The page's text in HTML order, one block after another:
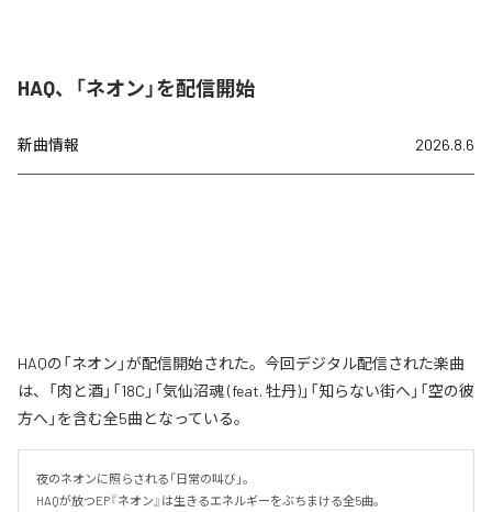
HAQ、「ネオン」を配信開始
新曲情報 2026.8.6
HAQの「ネオン」が配信開始された。今回デジタル配信された楽曲
は、「肉と酒」「18C」「気仙沼魂 (feat. 牡丹)」「知らない街へ」「空の彼
方へ」を含む全5曲となっている。
夜のネオンに照らされる「日常の叫び」。
HAQが放つEP『ネオン』は生きるエネルギーをぶちまける全5曲。